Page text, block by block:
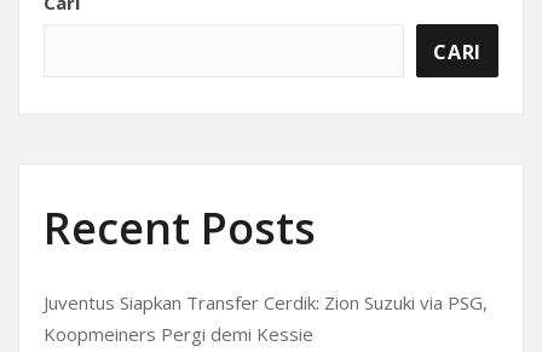
CARI
Recent Posts
Juventus Siapkan Transfer Cerdik: Zion Suzuki via PSG,
Koopmeiners Pergi demi Kessie